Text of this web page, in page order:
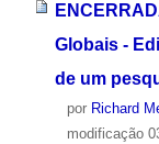
Globais -
de um
por Richard
modificação